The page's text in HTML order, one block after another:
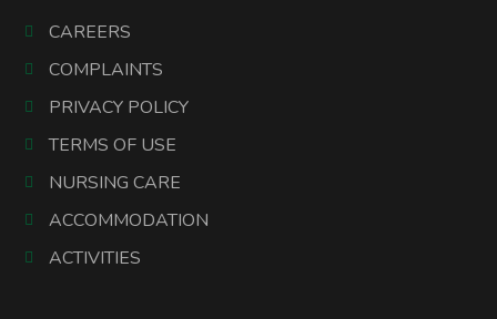
CAREERS
COMPLAINTS
PRIVACY POLICY
TERMS OF USE
NURSING CARE
ACCOMMODATION
ACTIVITIES